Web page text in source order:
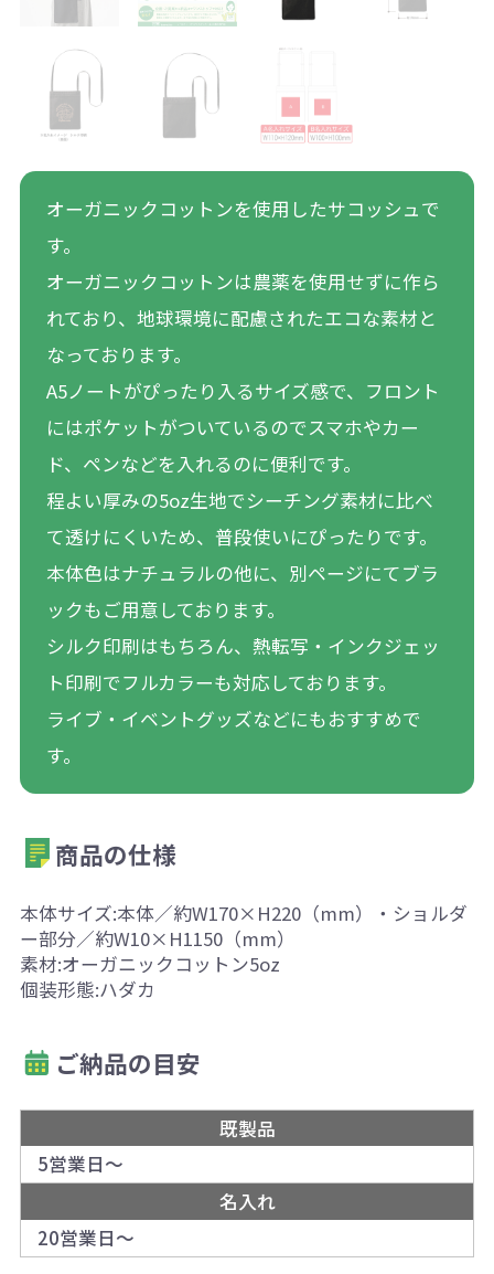
オーガニックコットンを使用したサコッシュで
す。
オーガニックコットンは農薬を使用せずに作ら
れており、地球環境に配慮されたエコな素材と
なっております。
A5ノートがぴったり入るサイズ感で、フロント
にはポケットがついているのでスマホやカー
ド、ペンなどを入れるのに便利です。
程よい厚みの5oz生地でシーチング素材に比べ
て透けにくいため、普段使いにぴったりです。
本体色はナチュラルの他に、別ページにてブラ
ックもご用意しております。
シルク印刷はもちろん、熱転写・インクジェッ
ト印刷でフルカラーも対応しております。
ライブ・イベントグッズなどにもおすすめで
す。
商品の仕様
本体サイズ:本体／約W170×H220（mm）・ショルダ
ー部分／約W10×H1150（mm）
素材:オーガニックコットン5oz
個装形態:ハダカ
ご納品の目安
既製品
5営業日～
名入れ
20営業日～